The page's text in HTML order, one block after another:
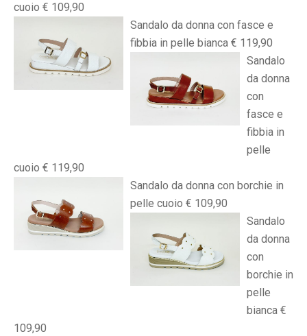
cuoio € 109,90
Sandalo da donna con fasce e
fibbia in pelle bianca € 119,90
Sandalo
da donna
con
fasce e
fibbia in
pelle
cuoio € 119,90
Sandalo da donna con borchie in
pelle cuoio € 109,90
Sandalo
da donna
con
borchie in
pelle
bianca €
109,90